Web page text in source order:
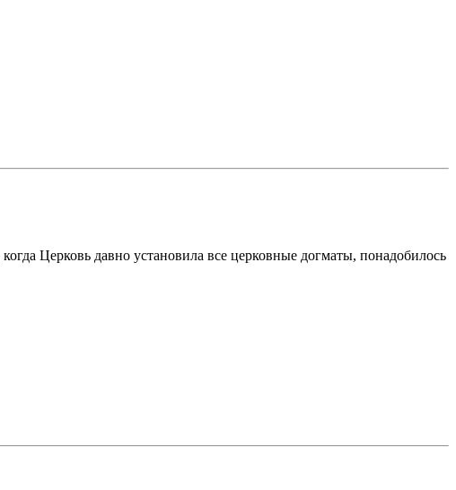
Церковь давно установила все церковные догматы, понадобилось